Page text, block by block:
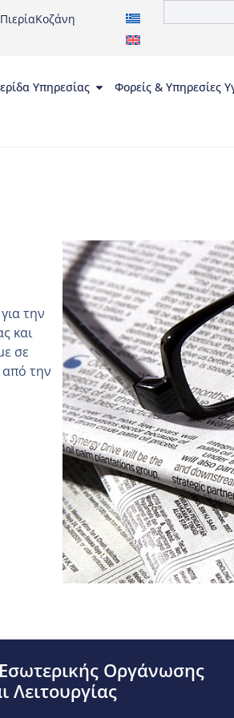
ΠιερίαΚοζάνη
Υπηρεσίας Φορείς & Υπηρεσίες
την
και
σε
την
Οργάνωσης
Λειτουργίας